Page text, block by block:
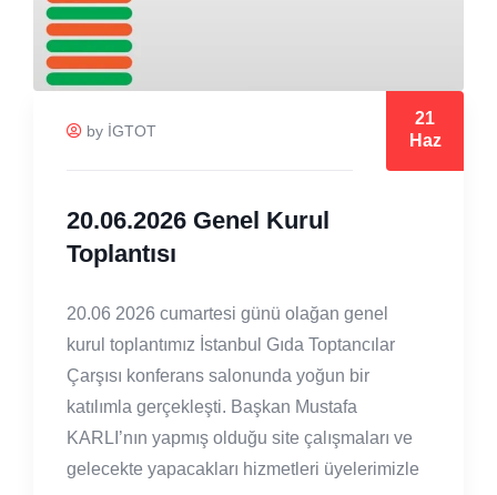
by İGTOT
21
Haz
20.06.2026 Genel Kurul
Toplantısı
20.06 2026 cumartesi günü olağan genel
kurul toplantımız İstanbul Gıda Toptancılar
Çarşısı konferans salonunda yoğun bir
katılımla gerçekleşti. Başkan Mustafa
KARLI’nın yapmış olduğu site çalışmaları ve
gelecekte yapacakları hizmetleri üyelerimizle